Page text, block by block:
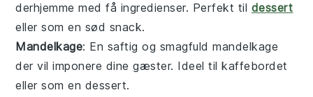
derhjemme med få ingredienser. Perfekt til dessert
eller som en sød snack.
Mandelkage: En saftig og smagfuldmandelkage
der vil imponere dine gæster. Ideel tilkaffebordet
eller som en dessert.